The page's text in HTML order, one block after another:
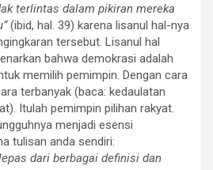
terlintas dalam pikiran mereka
(ibid, hal. 39) karena lisanul hal-nya
tersebut. Lisanul hal
bahwa demokrasi adalah
memilih pemimpin. Dengan cara
terbanyak (baca: kedaulatan
Itulah pemimpin pilihan rakyat.
menjadi esensi
tulisan anda sendiri:
dari berbagai definisi dan